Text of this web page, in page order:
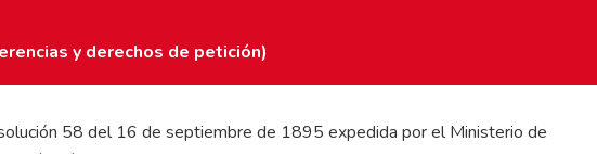
y derechos de petición)
58 del 16 de septiembre de 1895 expedida por el Ministerio de